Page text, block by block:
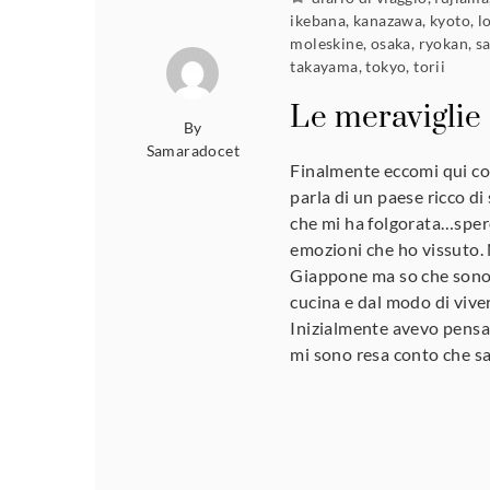
By
Samaradocet
ikebana, kanazawa, kyoto,
moleskine, osaka, ryokan,
takayama,tokyo,torii
Le
Finalmente eccomi qui
parla di un paese ricco
che mi ha
emozioni che ho vissuto.
Giappone ma so che
cucina e dal modo di
Inizialmente avevo
mi sono resa conto che